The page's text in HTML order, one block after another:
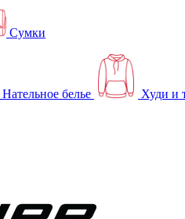
Сумки
Нательное белье Худи и